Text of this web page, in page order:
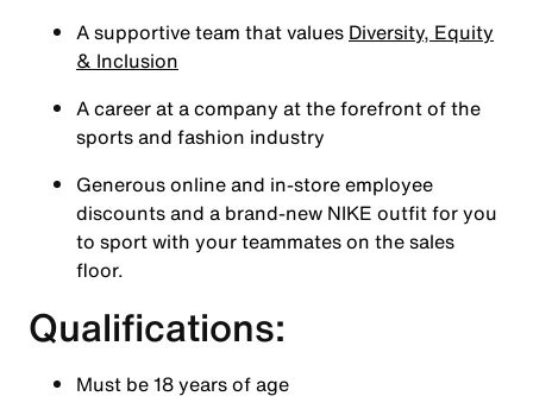
A supportive team that values Diversity, Equity
& Inclusion
A career at a company at the forefront of the
sports and fashion industry
Generous online and in-store employee
discounts and a brand-new NIKE outfit for you
to sport with your teammates on the sales
floor.
Qualifications:
Must be 18 years of age